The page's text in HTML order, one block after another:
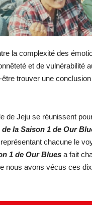
la complexité des
et de vulnérabilité
trouver une
de Jeju se réunissent
la Saison 1 de Our
chacune le
1 de Our Blues a fait
nous avons vécus ces